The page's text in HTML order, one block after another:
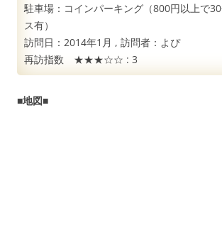
駐車場：コインパーキング（800円以上で
ス有）
訪問日： 2014年1月 , 訪問者： よぴ
再訪指数 ★★★☆☆ : 3
■地図■